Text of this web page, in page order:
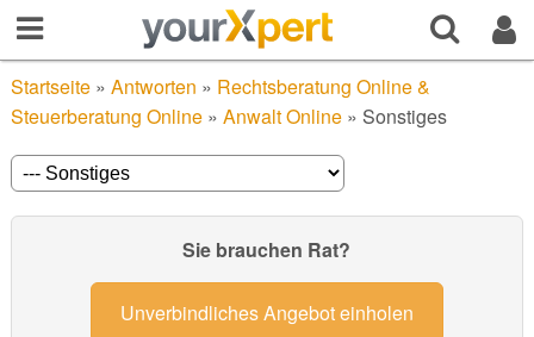
Startseite» Antworten » Rechtsberatung Online &
Steuerberatung Online» Anwalt Online» Sonstiges
Sie brauchen Rat?
Unverbindliches Angebot einholen